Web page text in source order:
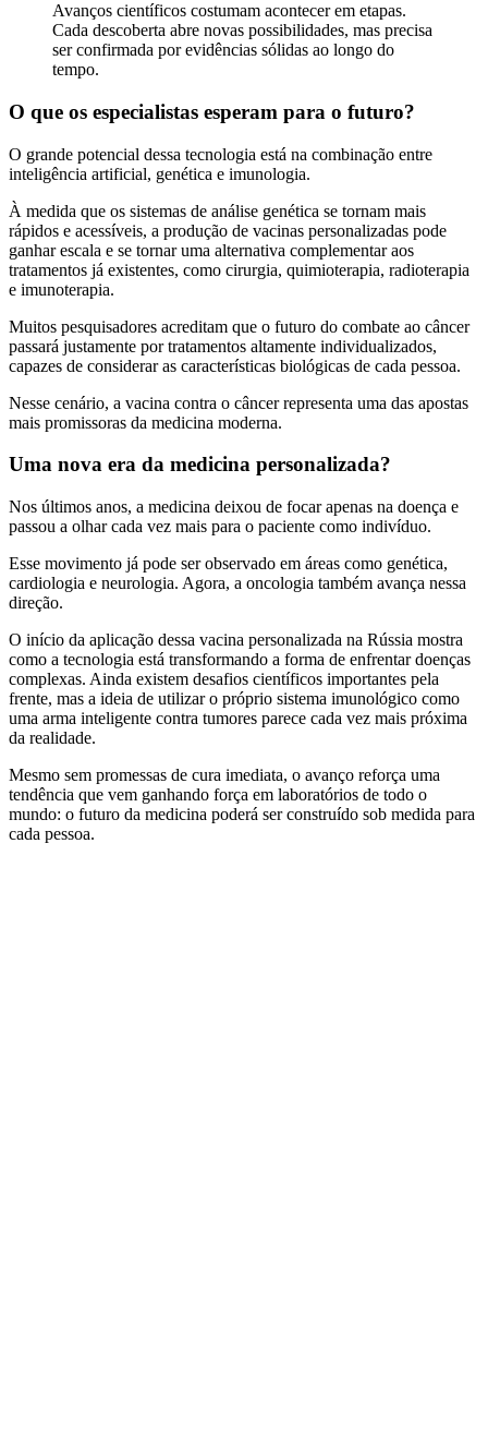
Avanços científicos costumam acontecer em etapas.
Cada descoberta abre novas possibilidades, mas precisa
ser confirmada por evidências sólidas ao longo do
tempo.
O que os especialistas esperam para o futuro?
O grande potencial dessa tecnologia está na combinação entre
inteligência artificial, genética e imunologia.
À medida que os sistemas de análise genética se tornam mais
rápidos e acessíveis, a produção de vacinas personalizadas pode
ganhar escala e se tornar uma alternativa complementar aos
tratamentos já existentes, como cirurgia, quimioterapia, radioterapia
e imunoterapia.
Muitos pesquisadores acreditam que o futuro do combate ao câncer
passará justamente por tratamentos altamente individualizados,
capazes de considerar as características biológicas de cada pessoa.
Nesse cenário, a vacina contra o câncer representa uma das apostas
mais promissoras da medicina moderna.
Uma nova era da medicina personalizada?
Nos últimos anos, a medicina deixou de focar apenas na doença e
passou a olhar cada vez mais para o paciente como indivíduo.
Esse movimento já pode ser observado em áreas como genética,
cardiologia e neurologia. Agora, a oncologia também avança nessa
direção.
O início da aplicação dessa vacina personalizada na Rússia mostra
como a tecnologia está transformando a forma de enfrentar doenças
complexas. Ainda existem desafios científicos importantes pela
frente, mas a ideia de utilizar o próprio sistema imunológico como
uma arma inteligente contra tumores parece cada vez mais próxima
da realidade.
Mesmo sem promessas de cura imediata, o avanço reforça uma
tendência que vem ganhando força em laboratórios de todo o
mundo: o futuro da medicina poderá ser construído sob medida para
cada pessoa.